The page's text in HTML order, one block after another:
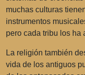
muchas culturas
instrumentos
pero cada tribu los ha
La religión también
vida de los antiguos